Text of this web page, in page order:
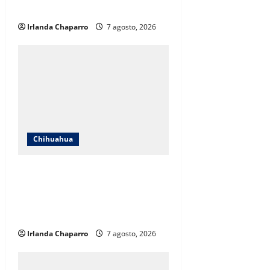
Irlanda Chaparro 7 agosto, 2026
Chihuahua
Irlanda Chaparro 7 agosto, 2026